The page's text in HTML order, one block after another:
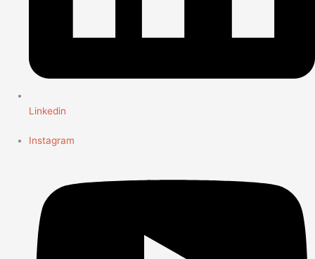
Linkedin
Instagram